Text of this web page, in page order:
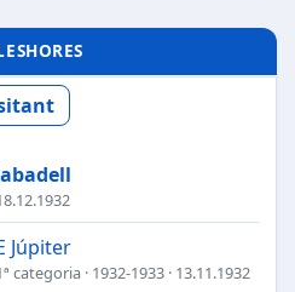
Júpiter
categoria · 1932-1933 · 13.11.1932